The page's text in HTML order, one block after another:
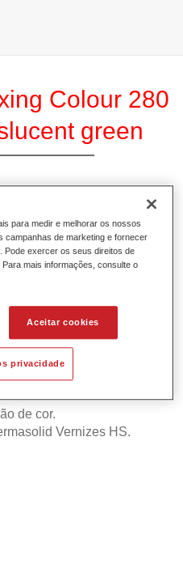
Colour 280
green
é adequada para utilização
Nacarada 285, um sistema
qualidade. Está baseada
de poliuretano para
e rápida numa operação
de cor.
Vernizes HS.
para medir e melhorar os nossos
campanhas de marketing e fornecer
Pode exercer os seus direitos de
mais informações, consulte o
Aceitar cookies
privacidade